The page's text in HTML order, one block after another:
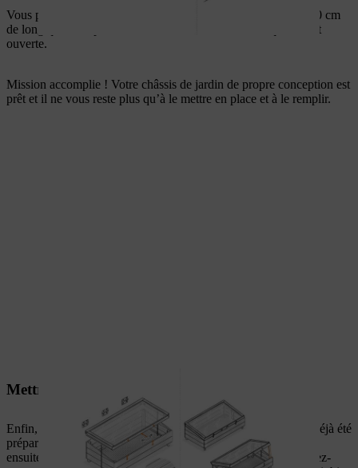
Vous pouvez maintenant préparer un bois d’équarrissage de 10 cm
de long qui vous permettra de soutenir la fenêtre lorsqu’elle est
ouverte.
Mission accomplie ! Votre châssis de jardin de propre conception est
prêt et il ne vous reste plus qu’à le mettre en place et à le remplir.
Mettre en place le châssis de jardin
Enfin, placez le châssis de jardin sur son emplacement, qui a déjà été
préparé avec du fumier, du compost et du terreau. Remplissez
ensuite le châssis de jardin par le haut avec du terreau et assurez-